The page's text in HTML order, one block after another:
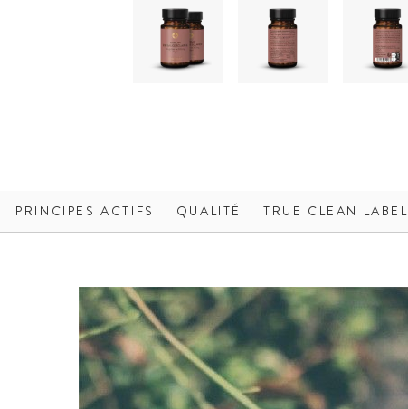
PRINCIPES ACTIFS QUALITÉ TRUE CLEAN LABEL